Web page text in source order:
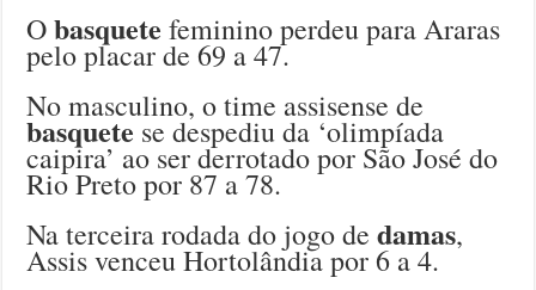
Obasquete feminino perdeu para Araras
pelo placar de 69 a 47.
No masculino, o time assisense de
basquete se despediu da ‘olimpíada
caipira’ ao ser derrotado por São José do
Rio Preto por 87 a 78.
Na terceira rodada do jogo dedamas,
Assis venceu Hortolândia por 6 a 4.